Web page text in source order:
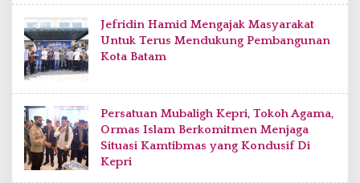
Jefridin Hamid Mengajak Masyarakat
Untuk Terus Mendukung Pembangunan
Kota Batam
Persatuan Mubaligh Kepri, Tokoh Agama,
Ormas Islam Berkomitmen Menjaga
Situasi Kamtibmas yang Kondusif Di
Kepri